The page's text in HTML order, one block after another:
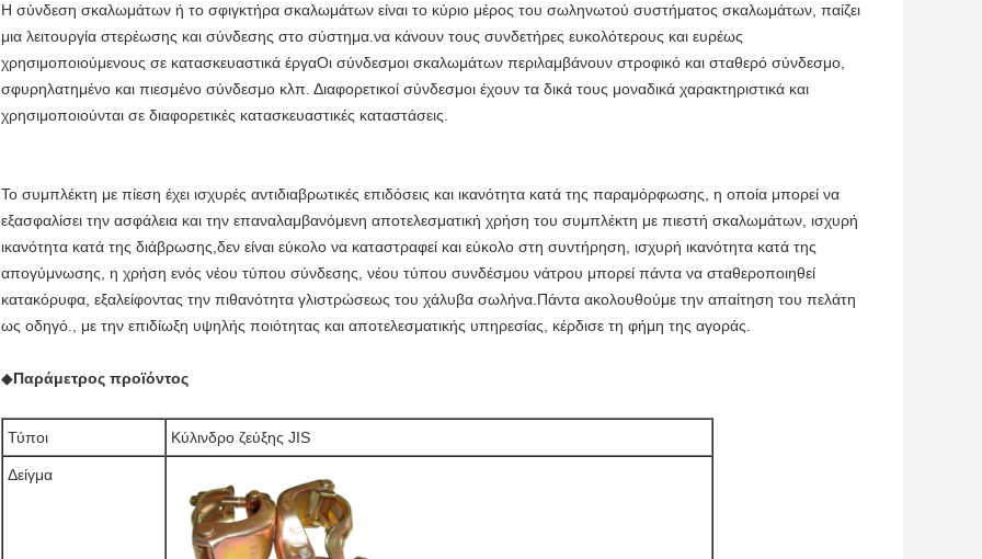
Η σύνδεση σκαλωμάτων ή το σφιγκτήρα σκαλωμάτων είναι το κύριο μέρος του σωληνωτού συστήματος σκαλωμάτων, παίζει
μια λειτουργία στερέωσης και σύνδεσης στο σύστημα.να κάνουν τους συνδετήρες ευκολότερους και ευρέως
χρησιμοποιούμενους σε κατασκευαστικά έργαΟι σύνδεσμοι σκαλωμάτων περιλαμβάνουν στροφικό και σταθερό σύνδεσμο,
σφυρηλατημένο και πιεσμένο σύνδεσμο κλπ. Διαφορετικοί σύνδεσμοι έχουν τα δικά τους μοναδικά χαρακτηριστικά και
χρησιμοποιούνται σε διαφορετικές κατασκευαστικές καταστάσεις.
Το συμπλέκτη με πίεση έχει ισχυρές αντιδιαβρωτικές επιδόσεις και ικανότητα κατά της παραμόρφωσης, η οποία μπορεί να
εξασφαλίσει την ασφάλεια και την επαναλαμβανόμενη αποτελεσματική χρήση του συμπλέκτη με πιεστή σκαλωμάτων, ισχυρή
ικανότητα κατά της διάβρωσης,δεν είναι εύκολο να καταστραφεί και εύκολο στη συντήρηση, ισχυρή ικανότητα κατά της
απογύμνωσης, η χρήση ενός νέου τύπου σύνδεσης, νέου τύπου συνδέσμου νάτρου μπορεί πάντα να σταθεροποιηθεί
κατακόρυφα, εξαλείφοντας την πιθανότητα γλιστρώσεως του χάλυβα σωλήνα.Πάντα ακολουθούμε την απαίτηση του πελάτη
ως οδηγό., με την επιδίωξη υψηλής ποιότητας και αποτελεσματικής υπηρεσίας, κέρδισε τη φήμη της αγοράς.
◆Παράμετρος προϊόντος
Τύποι Κύλινδρο ζεύξης JIS
Δείγμα